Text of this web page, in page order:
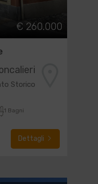
€ 260.000
Storico
1 Bagni
Dettagli